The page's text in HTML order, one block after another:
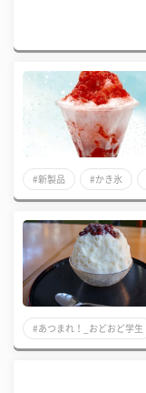
#新製品 #かき氷
#あつまれ！_おどおど学生